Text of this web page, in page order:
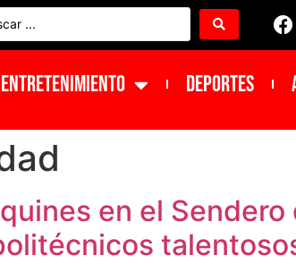
ENTRETENIMIENTO DEPORTES
en el Sendero